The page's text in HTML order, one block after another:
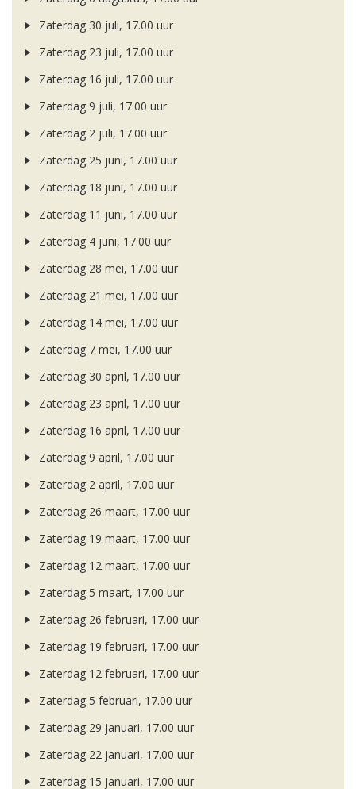
Zaterdag 30 juli, 17.00 uur
Zaterdag 23 juli, 17.00 uur
Zaterdag 16 juli, 17.00 uur
Zaterdag 9 juli, 17.00 uur
Zaterdag 2 juli, 17.00 uur
Zaterdag 25 juni, 17.00 uur
Zaterdag 18 juni, 17.00 uur
Zaterdag 11 juni, 17.00 uur
Zaterdag 4 juni, 17.00 uur
Zaterdag 28 mei, 17.00 uur
Zaterdag 21 mei, 17.00 uur
Zaterdag 14 mei, 17.00 uur
Zaterdag 7 mei, 17.00 uur
Zaterdag 30 april, 17.00 uur
Zaterdag 23 april, 17.00 uur
Zaterdag 16 april, 17.00 uur
Zaterdag 9 april, 17.00 uur
Zaterdag 2 april, 17.00 uur
Zaterdag 26 maart, 17.00 uur
Zaterdag 19 maart, 17.00 uur
Zaterdag 12 maart, 17.00 uur
Zaterdag 5 maart, 17.00 uur
Zaterdag 26 februari, 17.00 uur
Zaterdag 19 februari, 17.00 uur
Zaterdag 12 februari, 17.00 uur
Zaterdag 5 februari, 17.00 uur
Zaterdag 29 januari, 17.00 uur
Zaterdag 22 januari, 17.00 uur
Zaterdag 15 januari, 17.00 uur